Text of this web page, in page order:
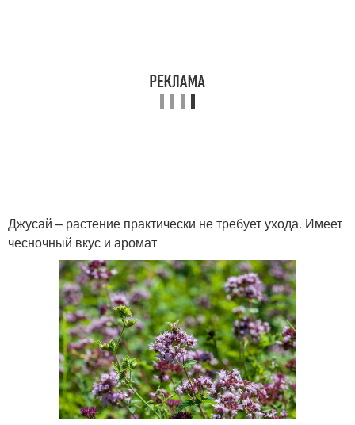
Джусай – растение практически не требует ухода. Имеет
чесночный вкус и аромат